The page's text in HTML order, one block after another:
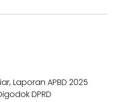
Laporan APBD 2025
DPRD